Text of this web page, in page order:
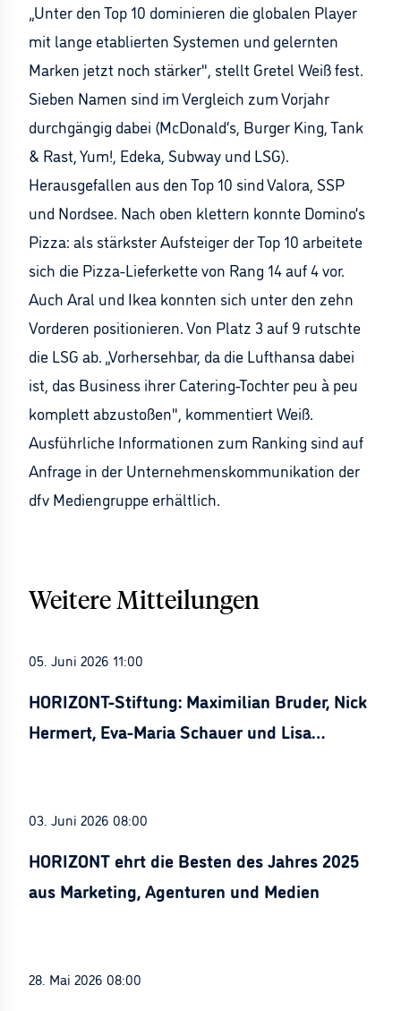
„Unter den Top 10 dominieren die globalen Player
mit lange etablierten Systemen und gelernten
Marken jetzt noch stärker", stellt Gretel Weiß fest.
Sieben Namen sind im Vergleich zum Vorjahr
durchgängig dabei (McDonald‘s, Burger King, Tank
& Rast, Yum!, Edeka, Subway und LSG).
Herausgefallen aus den Top 10 sind Valora, SSP
und Nordsee. Nach oben klettern konnte Domino’s
Pizza: als stärkster Aufsteiger der Top 10 arbeitete
sich die Pizza-Lieferkette von Rang 14 auf 4 vor.
Auch Aral und Ikea konnten sich unter den zehn
Vorderen positionieren. Von Platz 3 auf 9 rutschte
die LSG ab. „Vorhersehbar, da die Lufthansa dabei
ist, das Business ihrer Catering-Tochter peu à peu
komplett abzustoßen", kommentiert Weiß.
Ausführliche Informationen zum Ranking sind auf
Anfrage in der Unternehmenskommunikation der
dfv Mediengruppe erhältlich.
Weitere Mitteilungen
05. Juni 2026 11:00
HORIZONT-Stiftung: Maximilian Bruder, Nick
Hermert, Eva-Maria Schauer und Lisa
03. Juni 2026 08:00
HORIZONT ehrt die Besten des Jahres 2025
aus Marketing, Agenturen und Medien
28. Mai 2026 08:00